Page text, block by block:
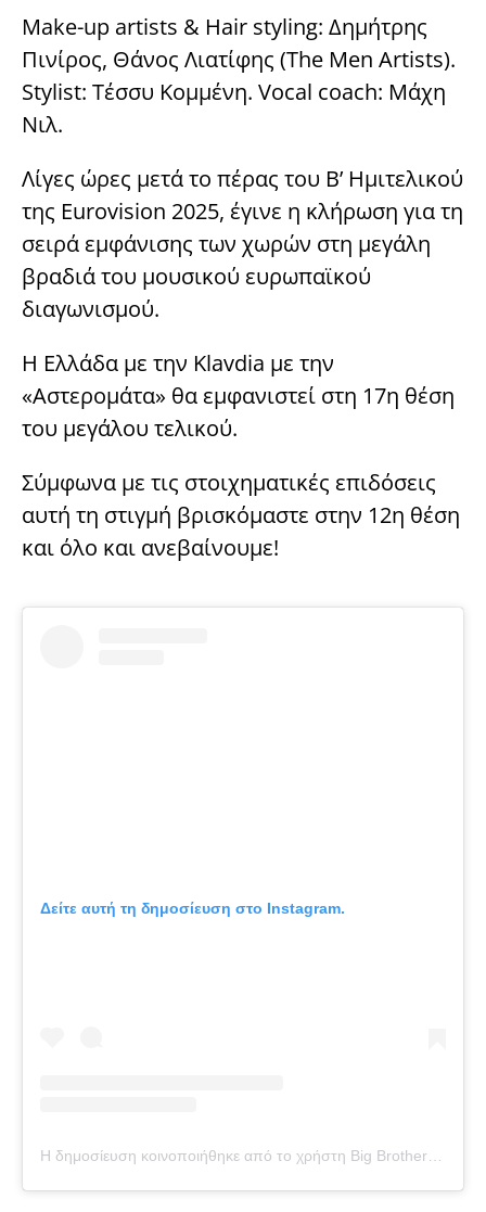
Make-up artists & Hair styling: Δημήτρης
Πινίρος, Θάνος Λιατίφης (The Men Artists).
Stylist: Τέσσυ Κομμένη. Vocal coach: Μάχη
Νιλ.
Λίγες ώρες μετά το πέρας του Β’ Ημιτελικού
της Eurovision 2025, έγινε η κλήρωση για τη
σειρά εμφάνισης των χωρών στη μεγάλη
βραδιά του μουσικού ευρωπαϊκού
διαγωνισμού.
Η Ελλάδα με την Κlavdia με την
«Αστερομάτα» θα εμφανιστεί στη 17η θέση
του μεγάλου τελικού.
Σύμφωνα με τις στοιχηματικές επιδόσεις
αυτή τη στιγμή βρισκόμαστε στην 12η θέση
και όλο και ανεβαίνουμε!
Δείτε αυτή τη δημοσίευση στο Instagram.